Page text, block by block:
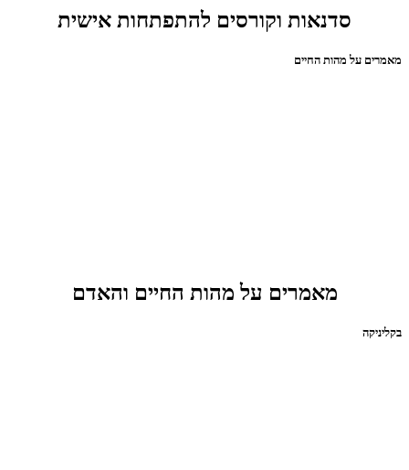
סדנאות וקורסים להתפתחות אישית
מאמרים על מהות החיים
מאמרים על מהות החיים והאדם
בקליניקה